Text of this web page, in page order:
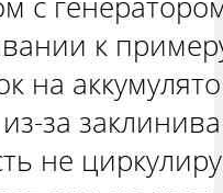
к
на
из-за
не